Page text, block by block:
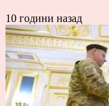
10 години назад